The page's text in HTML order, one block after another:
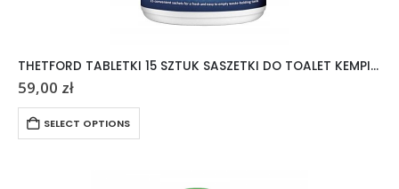
THETFORD TABLETKI 15 SZTUK SASZETKI DO TOALET KEMPINGOWYCH AQUA KEM
59,00 zł
SELECT OPTIONS